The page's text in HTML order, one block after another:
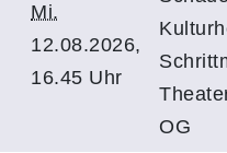
Mi.
12.08.2026,
16.45 Uhr
OG